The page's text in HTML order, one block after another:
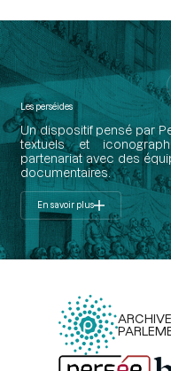
Les perséides
Un dispositif pensé par
textuels et
partenariat avec des
documentaires.
En savoir plus